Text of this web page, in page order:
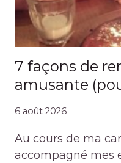
7 façons de
amusante
6 août 2026
Au cours de ma
accompagné mes